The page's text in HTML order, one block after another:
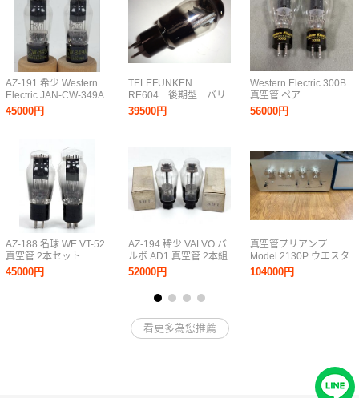
AZ-191 希少 Western
Electric JAN-CW-349A
真空管 2本セット ウエ
スタンエレクトリック
45000円
AZ-188 名球 WE VT-52
真空管 2本セット
Western Electric 出力三
極管 スーパー45 オーデ
45000円
TELEFUNKEN
RE604 後期型 バリ
ューム昇華フィラメン
ト出力管
39500円
AZ-194 稀少 VALVO バ
ルボ AD1 真空管 2本組
元箱付 3極パワー管 オ
ーディオアンプ用 ヴィ
ンテージ
52000円
Western Electric 300B
真空管 ペア
56000円
真空管プリアンプ
Model 2130P ウエスタ
ンコンデンサー トラ
ンスwestern 618b
104000円
看更多為您推薦